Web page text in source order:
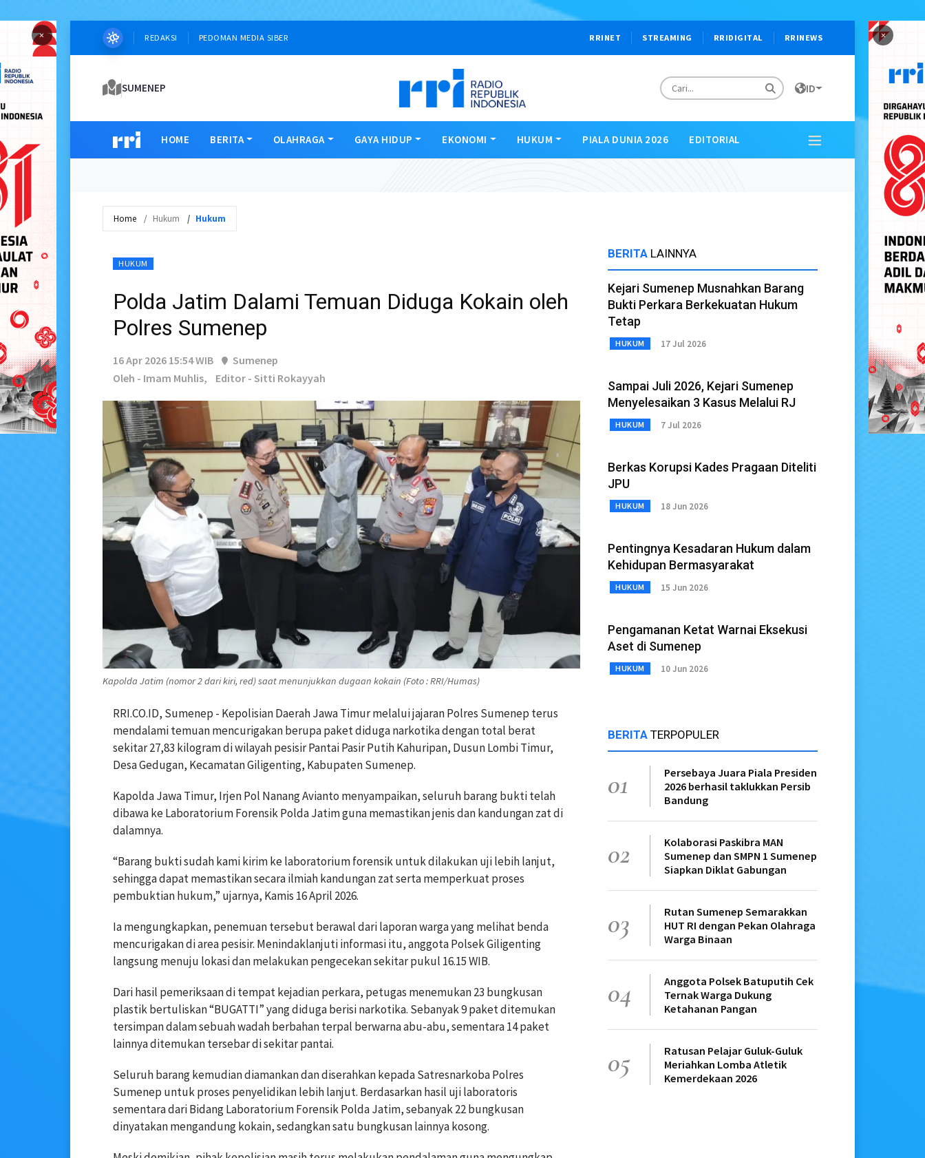
× ×
REDAKSI PEDOMAN MEDIA SIBER RRINET STREAMING RRIDIGITAL RRINEWS
SUMENEP ID
HOME BERITA OLAHRAGA GAYA HIDUP EKONOMI HUKUM PIALA DUNIA 2026 EDITORIAL
Home Hukum Hukum
HUKUM
Polda Jatim Dalami Temuan Diduga Kokain oleh
Polres Sumenep
16 Apr 2026 15:54 WIB
Sumenep
Oleh - Imam Muhlis,
Editor - Sitti Rokayyah
Kapolda Jatim (nomor 2 dari kiri, red) saat menunjukkan dugaan kokain (Foto : RRI/Humas)
RRI.CO.ID, Sumenep - Kepolisian Daerah Jawa Timur melalui jajaran Polres Sumenep terus
mendalami temuan mencurigakan berupa paket diduga narkotika dengan total berat
sekitar 27,83 kilogram di wilayah pesisir Pantai Pasir Putih Kahuripan, Dusun Lombi Timur,
Desa Gedugan, Kecamatan Giligenting, Kabupaten Sumenep.
Kapolda Jawa Timur, Irjen Pol Nanang Avianto menyampaikan, seluruh barang bukti telah
dibawa ke Laboratorium Forensik Polda Jatim guna memastikan jenis dan kandungan zat di
dalamnya.
“Barang bukti sudah kami kirim ke laboratorium forensik untuk dilakukan uji lebih lanjut,
sehingga dapat memastikan secara ilmiah kandungan zat serta memperkuat proses
pembuktian hukum,” ujarnya, Kamis 16 April 2026.
Ia mengungkapkan, penemuan tersebut berawal dari laporan warga yang melihat benda
mencurigakan di area pesisir. Menindaklanjuti informasi itu, anggota Polsek Giligenting
langsung menuju lokasi dan melakukan pengecekan sekitar pukul 16.15 WIB.
Dari hasil pemeriksaan di tempat kejadian perkara, petugas menemukan 23 bungkusan
plastik bertuliskan “BUGATTI” yang diduga berisi narkotika. Sebanyak 9 paket ditemukan
tersimpan dalam sebuah wadah berbahan terpal berwarna abu-abu, sementara 14 paket
lainnya ditemukan tersebar di sekitar pantai.
Seluruh barang kemudian diamankan dan diserahkan kepada Satresnarkoba Polres
Sumenep untuk proses penyelidikan lebih lanjut. Berdasarkan hasil uji laboratoris
sementara dari Bidang Laboratorium Forensik Polda Jatim, sebanyak 22 bungkusan
dinyatakan mengandung kokain, sedangkan satu bungkusan lainnya kosong.
BERITA LAINNYA
Kejari Sumenep Musnahkan Barang
Bukti Perkara Berkekuatan Hukum
Tetap
HUKUM 17 Jul 2026
Sampai Juli 2026, Kejari Sumenep
Menyelesaikan 3 Kasus Melalui RJ
HUKUM 7 Jul 2026
Berkas Korupsi Kades Pragaan Diteliti
JPU
HUKUM 18 Jun 2026
Pentingnya Kesadaran Hukum dalam
Kehidupan Bermasyarakat
HUKUM 15 Jun 2026
Pengamanan Ketat Warnai Eksekusi
Aset di Sumenep
HUKUM 10 Jun 2026
BERITA TERPOPULER
01
Persebaya Juara Piala Presiden
2026 berhasil taklukkan Persib
Bandung
02
Kolaborasi Paskibra MAN
Sumenep dan SMPN 1 Sumenep
Siapkan Diklat Gabungan
03
Rutan Sumenep Semarakkan
HUT RI dengan Pekan Olahraga
Warga Binaan
04
Anggota Polsek Batuputih Cek
Ternak Warga Dukung
Ketahanan Pangan
05
Ratusan Pelajar Guluk-Guluk
Meriahkan Lomba Atletik
Kemerdekaan 2026